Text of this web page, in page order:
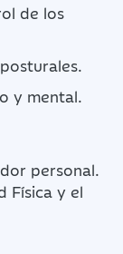
de los
y mental.
personal.
Física y el